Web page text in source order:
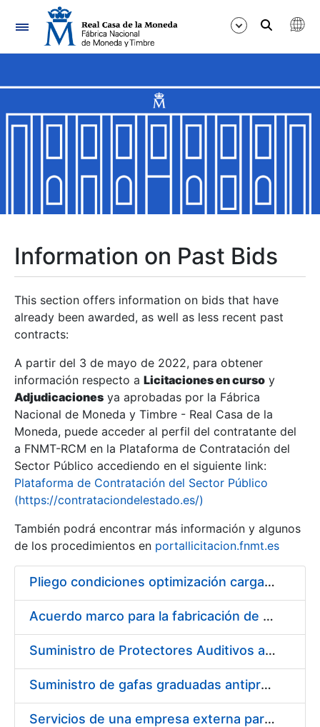
Navigation
Show/Hide
Show/Hide
Show/Hide
Show/Hide
Show/Hide
Show/Hide
Information on Past Bids
This section offers information on bids that have
already been awarded, as well as less recent past
contracts:
A partir del 3 de mayo de 2022, para obtener
información respecto a Licitaciones en curso y
Adjudicaciones ya aprobadas por la Fábrica
Nacional de Moneda y Timbre - Real Casa de la
Moneda, puede acceder al perfil del contratante del
a FNMT-RCM en la Plataforma de Contratación del
Sector Público accediendo en el siguiente link:
Plataforma de Contratación del Sector Público
(https://contrataciondelestado.es/)
También podrá encontrar más información y algunos
de los procedimientos en portallicitacion.fnmt.es
Pliego condiciones optimización cargas compras firmado
Acuerdo marco para la fabricación de piezas
Suministro de Protectores Auditivos a medida para las personas trabajadoras de los Centros de Trabajo de Madrid y Burgos
Suministro de gafas graduadas antiproyecciones para los trabajadores de la FNMT-RCM en los centros de trabajo de Madrid y Burgos
Servicios de una empresa externa para el asesoramiento y resolución de los recursos de alzada que se presentan relacionados con procesos de selección para la FNMT-RCM